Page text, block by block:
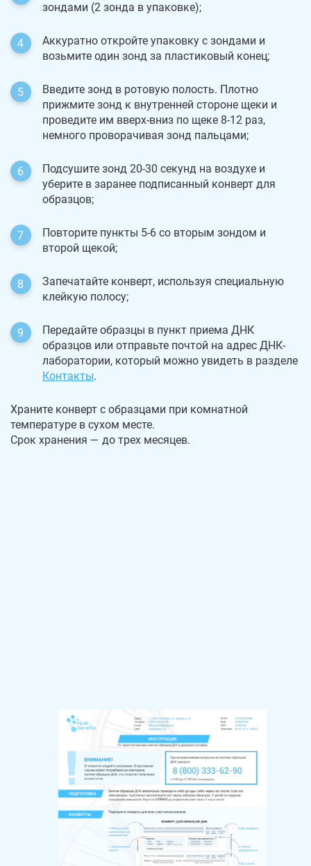
зондами (2 зонда в упаковке);
Аккуратно откройте упаковку с зондами и
возьмите один зонд за пластиковый конец;
Введите зонд в ротовую полость. Плотно
прижмите зонд к внутренней стороне щеки и
проведите им вверх-вниз по щеке 8-12 раз,
немного проворачивая зонд пальцами;
Подсушите зонд 20-30 секунд на воздухе и
уберите в заранее подписанный конверт для
образцов;
Повторите пункты 5-6 со вторым зондом и
второй щекой;
Запечатайте конверт, используя специальную
клейкую полосу;
Передайте образцы в пункт приема ДНК
образцов или отправьте почтой на адрес ДНК-
лаборатории, который можно увидеть в разделе
Контакты.
Храните конверт с образцами при комнатной
температуре в сухом месте.
Срок хранения — до трех месяцев.